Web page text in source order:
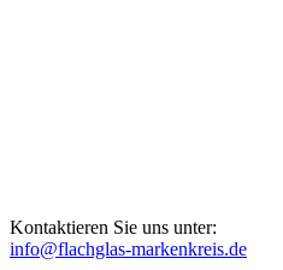
Kontaktieren Sie uns unter:
info@flachglas-markenkreis.de